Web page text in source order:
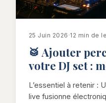
25 Juin 2026 ·12 min de
🥁 Ajouter
votre DJ set :
L’essentiel à retenir :
live fusionne